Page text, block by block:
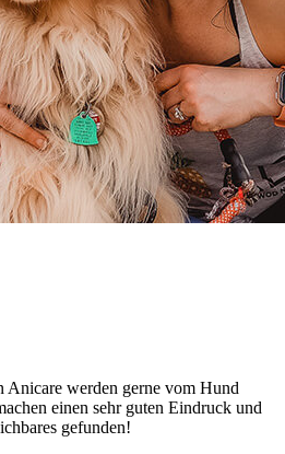
werden gerne vom Hund
einen sehr guten Eindruck und
gefunden!